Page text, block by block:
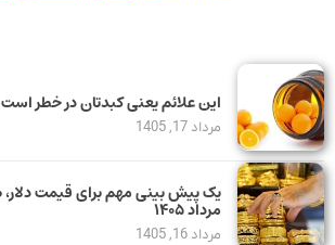
این علائم یعنی کبدتان در خطر است
مرداد 17, 1405
مرداد ۱۴۰۵
مرداد 16, 1405